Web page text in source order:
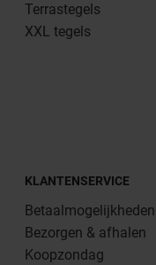
Terrastegels
XXL tegels
KLANTENSERVICE
Betaalmogelijkheden
Bezorgen & afhalen
Koopzondag